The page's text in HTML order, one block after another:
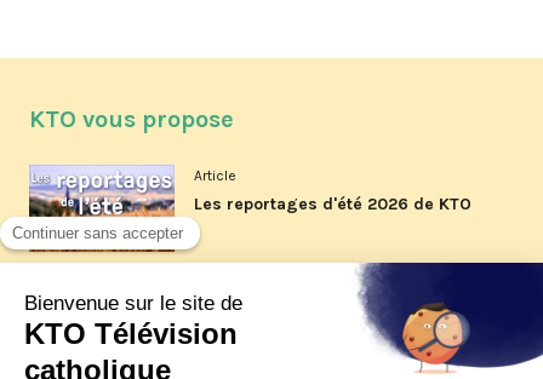
KTO vous propose
Article
Les reportages d'été 2026 de KTO
La visite pastorale du pape Léon
XIV à Assise à suivre sur KTO le
jeudi 6 août